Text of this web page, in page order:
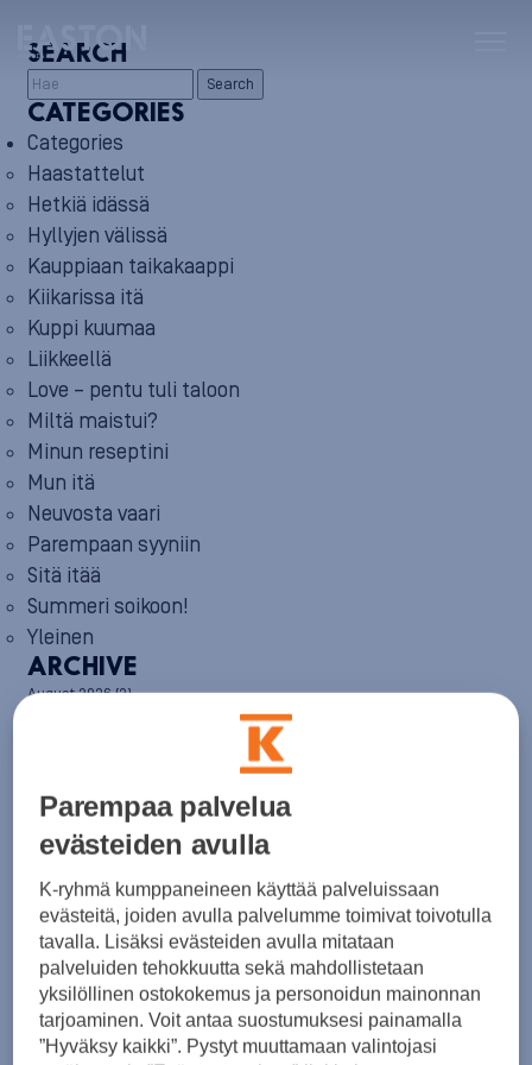
SEARCH
Search
CATEGORIES
Categories
Haastattelut
Hetkiä idässä
Hyllyjen välissä
Kauppiaan taikakaappi
Kiikarissa itä
Kuppi kuumaa
Liikkeellä
Love – pentu tuli taloon
Miltä maistui?
Minun reseptini
Mun itä
Neuvosta vaari
Parempaan syyniin
Sitä itää
Summeri soikoon!
Yleinen
ARCHIVE
August 2026(2)
March 2026(8)
February 2026(5)
January 2026(6)
December 2025(8)
November 2025(7)
October 2025 (8)
September 2025
August 2025(6)
July 2025(7)
June 2025(7)
May 2025(6)
Parempaa palvelua
evästeiden avulla
K-ryhmä kumppaneineen käyttää palveluissaan
evästeitä, joiden avulla palvelumme toimivat toivotulla
tavalla. Lisäksi evästeiden avulla mitataan
palveluiden tehokkuutta sekä mahdollistetaan
yksilöllinen ostokokemus ja personoidun mainonnan
tarjoaminen. Voit antaa suostumuksesi painamalla
”Hyväksy kaikki”. Pystyt muuttamaan valintojasi